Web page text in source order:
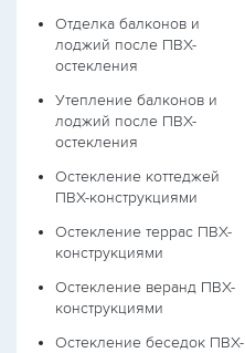
Отделка балконов и
лоджий после ПВХ-
остекления
Утепление балконов и
лоджий после ПВХ-
остекления
Остекление коттеджей
ПВХ-конструкциями
Остекление террас ПВХ-
конструкциями
Остекление веранд ПВХ-
конструкциями
Остекление беседок ПВХ-